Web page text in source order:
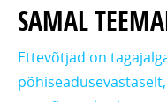
SAMAL
Ettevõtjad on